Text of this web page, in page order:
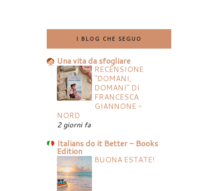
I BLOG CHE SEGUO
Una vita da sfogliare
RECENSIONE
"DOMANI,
DOMANI" DI
FRANCESCA
GIANNONE -
NORD
2 giorni fa
Italians do it Better - Books
Edition
BUONA ESTATE!